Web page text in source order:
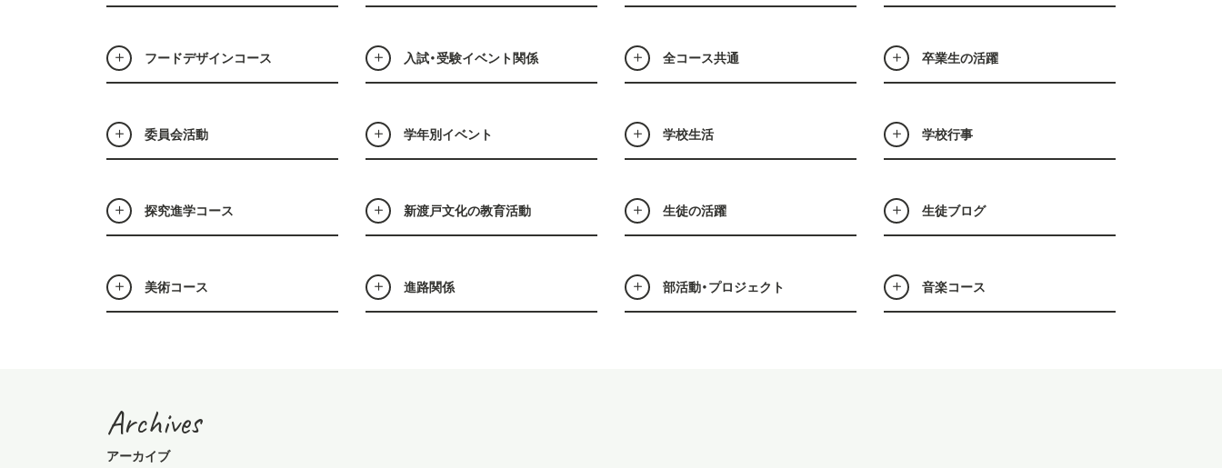
フードデザインコース 入試・受験イベント関係 全コース共通 卒業生の活躍
委員会活動 学年別イベント 学校生活 学校行事
探究進学コース 新渡戸文化の教育活動 生徒の活躍 生徒ブログ
美術コース 進路関係 部活動・プロジェクト 音楽コース
Archives
アーカイブ